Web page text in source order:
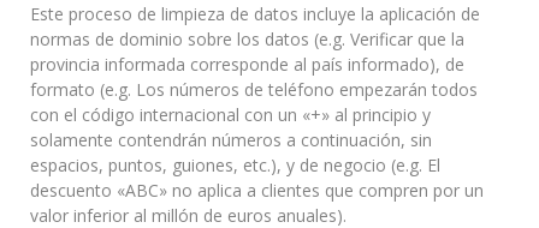
Este proceso de limpieza de datos incluye la aplicación de
normas de dominio sobre los datos (e.g. Verificar que la
provincia informada corresponde al país informado), de
formato (e.g. Los números de teléfono empezarán todos
con el código internacional con un «+» al principio y
solamente contendrán números a continuación, sin
espacios, puntos, guiones, etc.), y de negocio (e.g. El
descuento «ABC» no aplica a clientes que compren por un
valor inferior al millón de euros anuales).